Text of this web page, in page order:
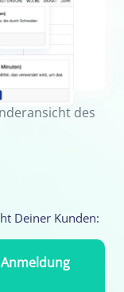
des
Deiner Kunden: